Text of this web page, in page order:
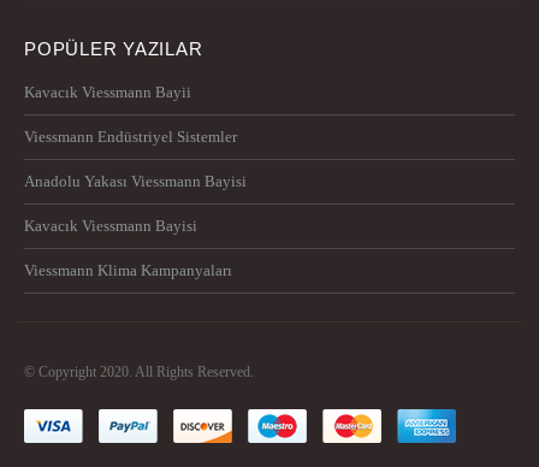
POPÜLER YAZILAR
Kavacık Viessmann Bayii
Viessmann Endüstriyel Sistemler
Anadolu Yakası Viessmann Bayisi
Kavacık Viessmann Bayisi
Viessmann Klima Kampanyaları
© Copyright 2020. All Rights Reserved.